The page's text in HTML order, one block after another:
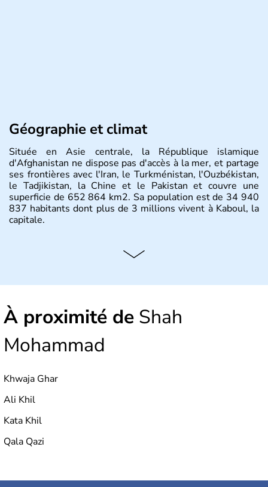
Géographie et climat
Située en Asie centrale, la République islamique
d'Afghanistan ne dispose pas d'accès à la mer, et partage
ses frontières avec l'Iran, le Turkménistan, l'Ouzbékistan,
le Tadjikistan, la Chine et le Pakistan et couvre une
superficie de 652 864 km2. Sa population est de 34 940
837 habitants dont plus de 3 millions vivent à Kaboul, la
capitale.
À proximité de Shah
Mohammad
Khwaja Ghar
Ali Khil
Kata Khil
Qala Qazi